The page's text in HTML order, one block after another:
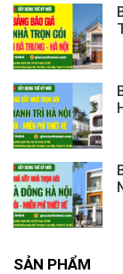
SẢN PHẨM